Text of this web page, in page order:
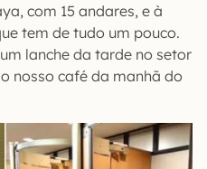
com 15 andares, e à
tem de tudo um pouco.
lanche da tarde no setor
nosso café da manhã do